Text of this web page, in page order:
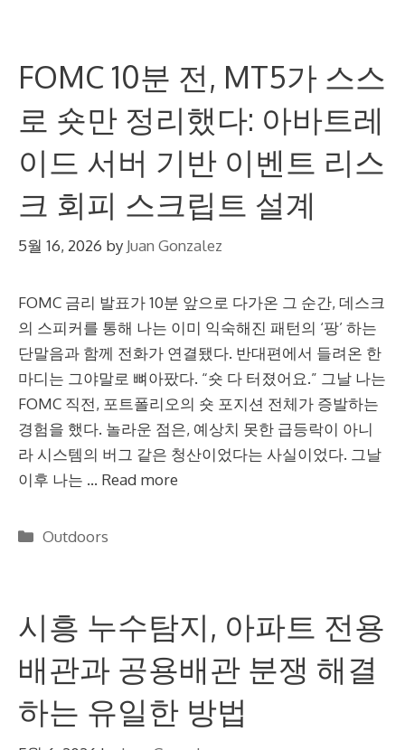
FOMC 10분 전, MT5가 스스
로 숏만 정리했다: 아바트레
이드 서버 기반 이벤트 리스
크 회피 스크립트 설계
5월 16, 2026 by Juan Gonzalez
FOMC 금리 발표가 10분 앞으로 다가온 그 순간, 데스크
의 스피커를 통해 나는 이미 익숙해진 패턴의 ‘팡’ 하는
단말음과 함께 전화가 연결됐다. 반대편에서 들려온 한
마디는 그야말로 뼈아팠다. “숏 다 터졌어요.” 그날 나는
FOMC 직전, 포트폴리오의 숏 포지션 전체가 증발하는
경험을 했다. 놀라운 점은, 예상치 못한 급등락이 아니
라 시스템의 버그 같은 청산이었다는 사실이었다. 그날
이후 나는 … Read more
Categories
Outdoors
시흥 누수탐지, 아파트 전용
배관과 공용배관 분쟁 해결
하는 유일한 방법